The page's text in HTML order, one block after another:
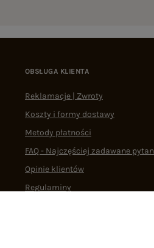
OBSŁUGA KLIENTA
Reklamacje | Zwroty
Koszty i formy dostawy
Metody płatności
FAQ - Najczęściej zadawane
Opinie klientów
Regulaminy